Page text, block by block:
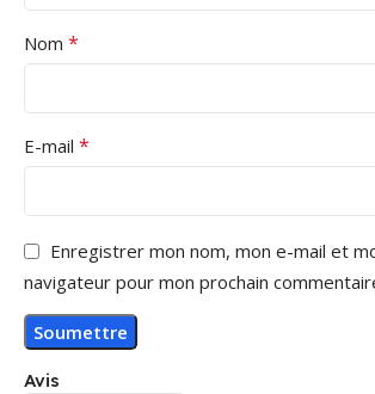
Avis
Nom *
E-mail *
Enregistrer mon nom, mon e-mail et
navigateur pour mon prochain